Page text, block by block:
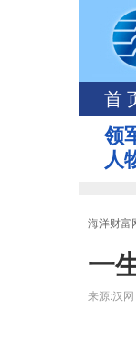
首
领
人
海洋财富
一
来源:汉